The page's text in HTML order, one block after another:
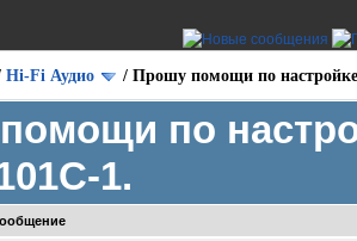
Hi-Fi Аудио / Прошу помощи по
по
1.